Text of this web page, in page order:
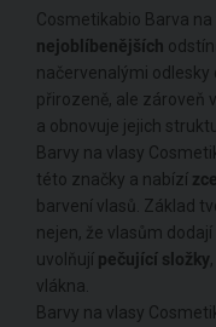
Cosmetikabio Barva
nejoblíbenějších
načervenalými odlesky
přirozeně, ale zároveň
a obnovuje jejich
Barvy na vlasy
této značky a nabízí
barvení vlasů. Základ
nejen, že vlasům
uvolňují pečující složky
vlákna.
Barvy na vlasy